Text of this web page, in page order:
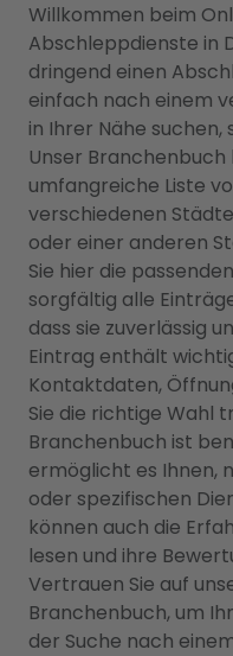
Willkommen beim
Abschleppdienste in
dringend einen
einfach nach einem
in Ihrer Nähe suchen,
Unser
umfangreiche Liste
verschiedenen
oder einer anderen
Sie hier die
sorgfältig alle
dass sie zuverlässig
Eintrag enthält
Kontaktdaten,
Sie die richtige Wahl
Branchenbuch ist
ermöglicht es Ihnen,
oder spezifischen
können auch die
lesen und ihre
Vertrauen Sie auf
Branchenbuch, um
der Suche nach